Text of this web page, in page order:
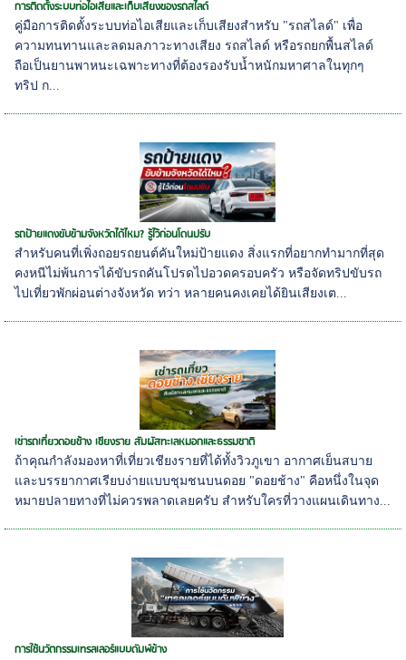
การติดตั้งระบบท่อไอเสียและเก็บเสียงของรถสไลด์
คู่มือการติดตั้งระบบท่อไอเสียและเก็บเสียงสำหรับ "รถสไลด์" เพื่อ
ความทนทานและลดมลภาวะทางเสียง รถสไลด์ หรือรถยกพื้นสไลด์
ถือเป็นยานพาหนะเฉพาะทางที่ต้องรองรับน้ำหนักมหาศาลในทุกๆ
ทริป ก...
รถป้ายแดงขับข้ามจังหวัดได้ไหม? รู้ไว้ก่อนโดนปรับ
สำหรับคนที่เพิ่งถอยรถยนต์คันใหม่ป้ายแดง สิ่งแรกที่อยากทำมากที่สุด
คงหนีไม่พ้นการได้ขับรถคันโปรดไปอวดครอบครัว หรือจัดทริปขับรถ
ไปเที่ยวพักผ่อนต่างจังหวัด ทว่า หลายคนคงเคยได้ยินเสียงเต...
เช่ารถเที่ยวดอยช้าง เชียงราย สัมผัสทะเลหมอกและธรรมชาติ
ถ้าคุณกำลังมองหาที่เที่ยวเชียงรายที่ได้ทั้งวิวภูเขา อากาศเย็นสบาย
และบรรยากาศเรียบง่ายแบบชุมชนบนดอย "ดอยช้าง" คือหนึ่งในจุด
หมายปลายทางที่ไม่ควรพลาดเลยครับ สำหรับใครที่วางแผนเดินทาง...
การใช้นวัตกรรมเทรลเลอร์แบบดัมพ์ข้าง